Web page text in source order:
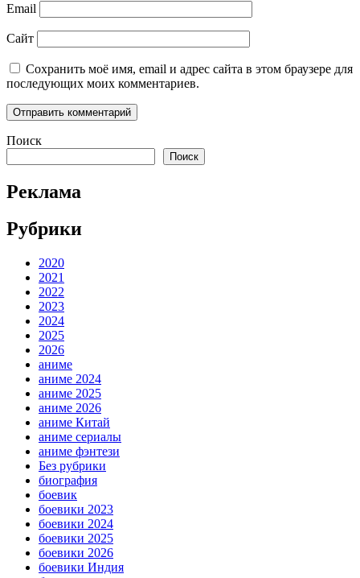
Email
Сайт
Сохранить моё имя, email и адрес сайта в этом браузере для
последующих моих комментариев.
Поиск
Поиск
Реклама
Рубрики
2020
2021
2022
2023
2024
2025
2026
аниме
аниме 2024
аниме 2025
аниме 2026
аниме Китай
аниме сериалы
аниме фэнтези
Без рубрики
биография
боевик
боевики 2023
боевики 2024
боевики 2025
боевики 2026
боевики Индия